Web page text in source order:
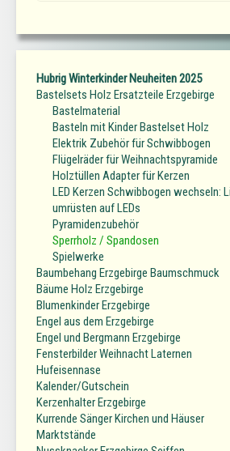
Hubrig Winterkinder Neuheiten 2025
Bastelsets Holz Ersatzteile Erzgebirge
Bastelmaterial
Basteln mit Kinder Bastelset Holz
Elektrik Zubehör für Schwibbogen
Flügelräder für Weihnachtspyramide
Holztüllen Adapter für Kerzen
LED Kerzen Schwibbogen wechseln:
umrüsten auf LEDs
Pyramidenzubehör
Sperrholz / Spandosen
Spielwerke
Baumbehang Erzgebirge Baumschmuck
Bäume Holz Erzgebirge
Blumenkinder Erzgebirge
Engel aus dem Erzgebirge
Engel und Bergmann Erzgebirge
Fensterbilder Weihnacht Laternen
Hufeisennase
Kalender/Gutschein
Kerzenhalter Erzgebirge
Kurrende Sänger Kirchen und Häuser
Marktstände